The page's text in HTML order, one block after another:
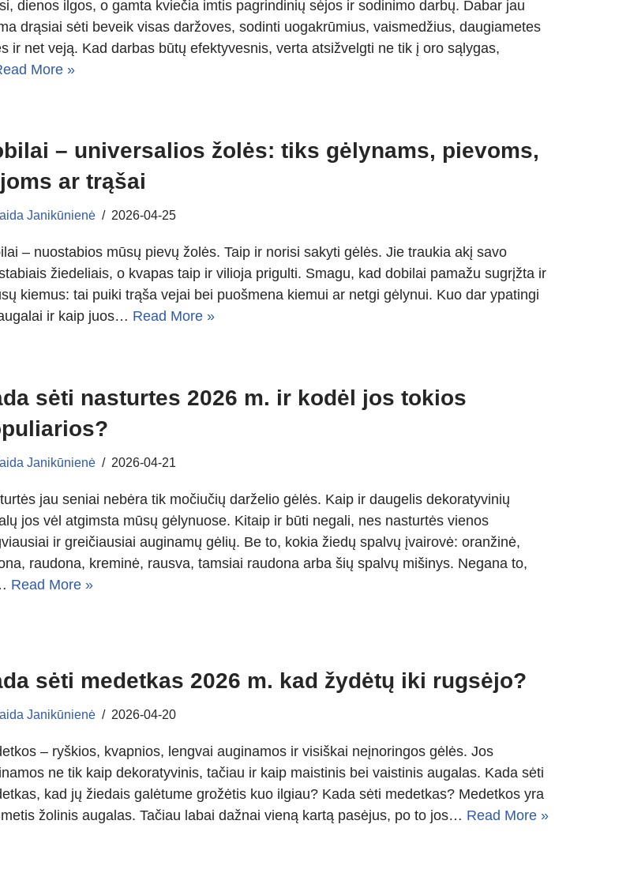
dienos ilgos, o gamta kviečia imtis pagrindinių sėjos ir sodinimo darbų. Dabar jau
drąsiai sėti beveik visas daržoves, sodinti uogakrūmius, vaismedžius, daugiametes
ir net veją. Kad darbas būtų efektyvesnis, verta atsižvelgti ne tik į oro sąlygas,
More »
– universalios žolės: tiks gėlynams, pievoms,
ar trąšai
Janikūnienė 2026-04-25
– nuostabios mūsų pievų žolės. Taip ir norisi sakyti gėlės. Jie traukia akį savo
žiedeliais, o kvapas taip ir vilioja prigulti. Smagu, kad dobilai pamažu sugrįžta ir
kiemus: tai puiki trąša vejai bei puošmena kiemui ar netgi gėlynui. Kuo dar ypatingi
ir kaip juos… Read More »
sėti nasturtes 2026 m. ir kodėl jos tokios
Janikūnienė 2026-04-21
jau seniai nebėra tik močiučių darželio gėlės. Kaip ir daugelis dekoratyvinių
jos vėl atgimsta mūsų gėlynuose. Kitaip ir būti negali, nes nasturtės vienos
ir greičiausiai auginamų gėlių. Be to, kokia žiedų spalvų įvairovė: oranžinė,
raudona, kreminė, rausva, tamsiai raudona arba šių spalvų mišinys. Negana to,
Read More »
sėti medetkas 2026 m. kad žydėtų iki rugsėjo?
Janikūnienė 2026-04-20
– ryškios, kvapnios, lengvai auginamos ir visiškai neįnoringos gėlės. Jos
ne tik kaip dekoratyvinis, tačiau ir kaip maistinis bei vaistinis augalas. Kada sėti
kad jų žiedais galėtume grožėtis kuo ilgiau? Kada sėti medetkas? Medetkos yra
žolinis augalas. Tačiau labai dažnai vieną kartą pasėjus, po to jos… Read More »